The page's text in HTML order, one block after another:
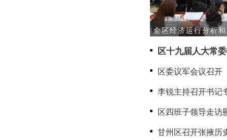
全区经济运行分析
区十九届人大常
区委议军会议召开
李锐主持召开书记
区四班子领导走访
甘州区召开张掖历